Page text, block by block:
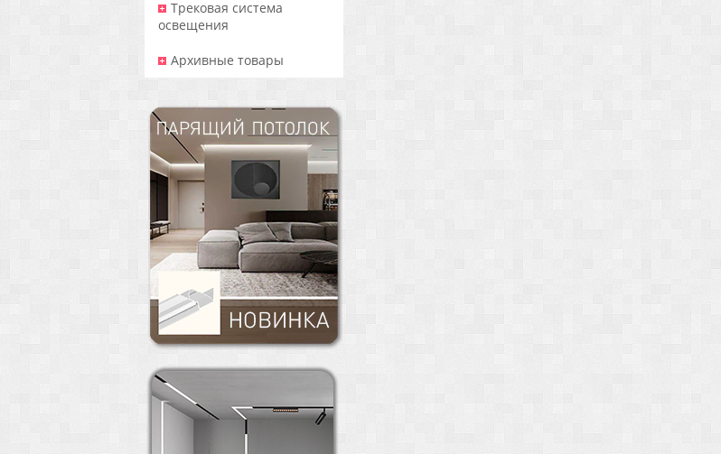
Трековая система
освещения
Архивные товары